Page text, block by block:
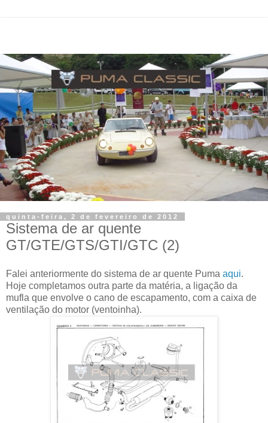
quinta-feira, 2 de fevereiro de 2012
Sistema de ar quente
GT/GTE/GTS/GTI/GTC (2)
Falei anteriormente do sistema de ar quente Puma aqui.
Hoje completamos outra parte da matéria, a ligação da
mufla que envolve o cano de escapamento, com a caixa de
ventilação do motor (ventoinha).